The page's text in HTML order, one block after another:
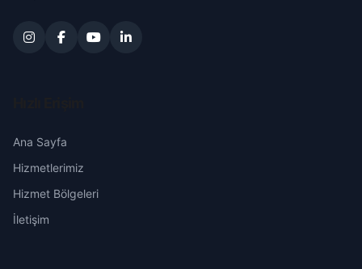
Edirne
Erzurum
Bulutlu
Camuzcu
Ana Sayfa
Hizmetlerimiz
Hizmet Bölgeleri
İletişim